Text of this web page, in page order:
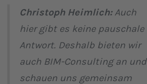
Christoph Heimlich:Auch
hier gibt es keine pauschale
Antwort. Deshalb bieten wir
auch BIM-Consulting an und
schauen uns gemeinsam